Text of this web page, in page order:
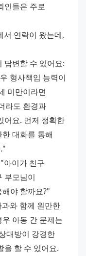
인들은 주로
서 연락이 왔는데,
답변할 수 있어요:
형사책임 능력이
미만이라면
라도 환경과
어요. 먼저 정확한
대화를 통해
아이가 친구
부모님이
야 할까요?"
와 함께 원만한
아동 간 문제는
대방이 강경한
을 할 수 있어요.